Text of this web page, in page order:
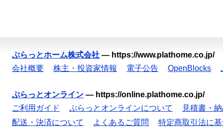
ぷらっとホーム株式会社 — https://www.plathome.co.jp/
会社概要
株主・投資家情報 電子公告 OpenBlocks
ぷらっとオンライン — https://online.plathome.co.jp/
ご利用ガイド
ぷらっとオンラインについて
見積書・
配送・決済について
よくあるご質問
特定商取引法に